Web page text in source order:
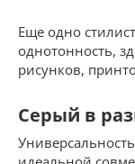
Еще одно
однотонность,
рисунков,
Серый в